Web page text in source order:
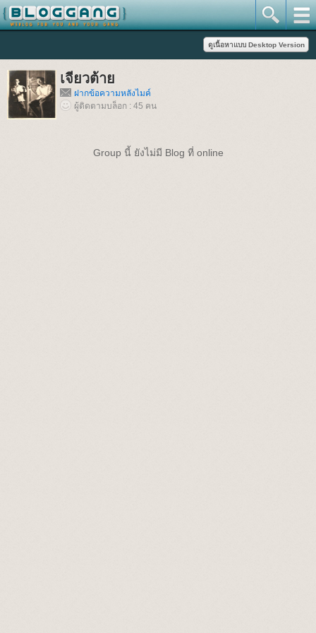
เจียวต้าย
ฝากข้อความหลังไมค์
ผู้ติดตามบล็อก : 45 คน
Group นี้ ยังไม่มี Blog ที่ online